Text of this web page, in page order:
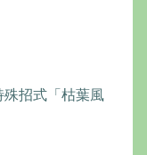
招式「枯葉風